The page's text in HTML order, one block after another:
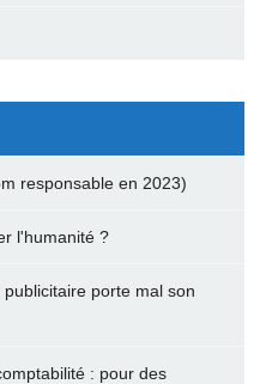
responsable en 2023)
l'humanité ?
porte mal son
: pour des